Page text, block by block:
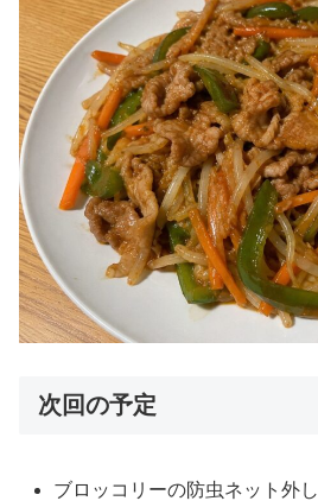
次回の予定
ブロッコリーの防虫ネット外し